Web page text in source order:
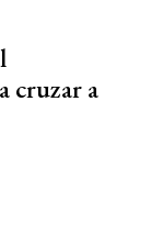
cruzar a